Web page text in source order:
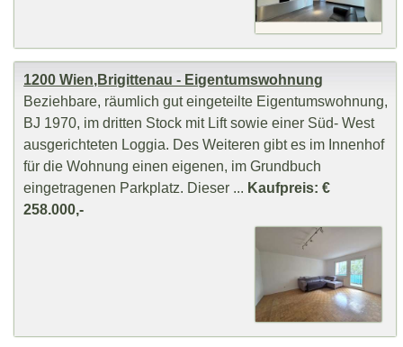
1200 Wien,Brigittenau - Eigentumswohnung
Beziehbare, räumlich gut eingeteilte Eigentumswohnung,
BJ 1970, im dritten Stock mit Lift sowie einer Süd- West
ausgerichteten Loggia. Des Weiteren gibt es im Innenhof
für die Wohnung einen eigenen, im Grundbuch
eingetragenen Parkplatz. Dieser ... Kaufpreis: €
258.000,-